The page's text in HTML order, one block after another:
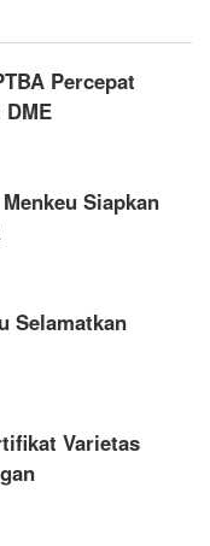
Percepat
Siapkan
Selamatkan
Varietas